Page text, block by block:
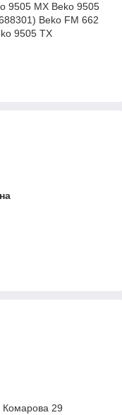
9505 MX Beko 9505
Beko FM 662
9505 TX
Комарова 29